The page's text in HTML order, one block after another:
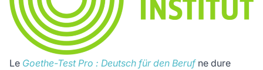
Le Goethe-Test Pro : Deutsch für den Berufne dure